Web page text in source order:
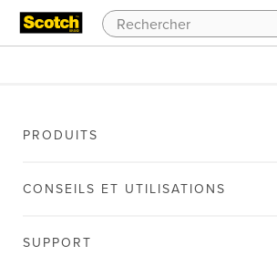
PRODUITS
CONSEILS ET UTILISATIONS
SUPPORT